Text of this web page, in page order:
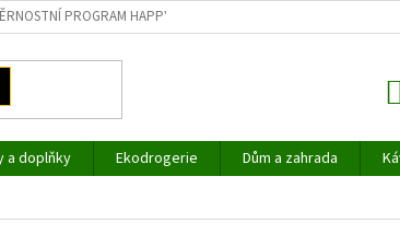
PROGRAM HAPPYHEMP®
a doplňky Ekodrogerie Dům a zahrada